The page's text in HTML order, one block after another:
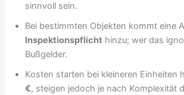
sinnvoll sein.
Bei bestimmten Objekten kommt eine
Inspektionspflicht hinzu; wer das
Bußgelder.
Kosten starten bei kleineren Einheiten
€, steigen jedoch je nach Komplexität